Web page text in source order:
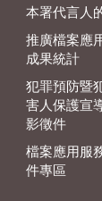
本署代言人
推廣檔案應
成果統計
犯罪預防暨
害人保護宣
影徵件
檔案應用服
件專區